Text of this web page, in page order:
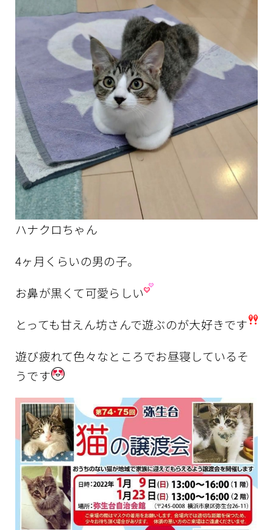
ハナクロちゃん
4ヶ月くらいの男の子。
お鼻が黒くて可愛らしい
とっても甘えん坊さんで遊ぶのが大好きです
遊び疲れて色々なところでお昼寝しているそ
うです